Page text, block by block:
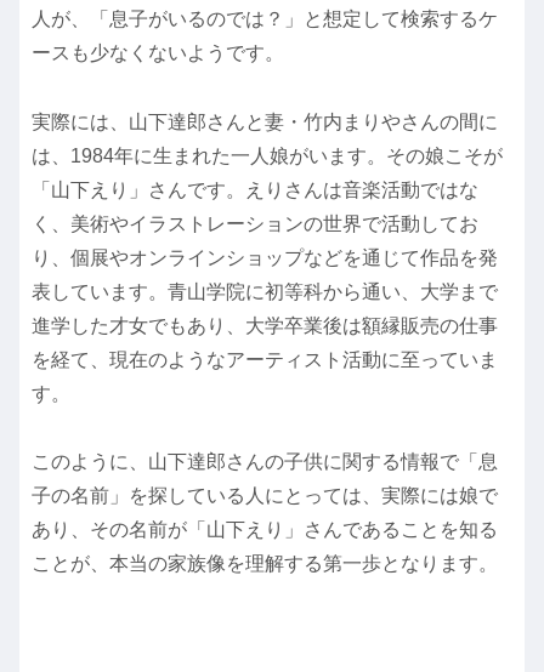
人が、「息子がいるのでは？」と想定して検索するケ
ースも少なくないようです。
実際には、山下達郎さんと妻・竹内まりやさんの間に
は、1984年に生まれた一人娘がいます。その娘こそが
「山下えり」さんです。えりさんは音楽活動ではな
く、美術やイラストレーションの世界で活動してお
り、個展やオンラインショップなどを通じて作品を発
表しています。青山学院に初等科から通い、大学まで
進学した才女でもあり、大学卒業後は額縁販売の仕事
を経て、現在のようなアーティスト活動に至っていま
す。
このように、山下達郎さんの子供に関する情報で「息
子の名前」を探している人にとっては、実際には娘で
あり、その名前が「山下えり」さんであることを知る
ことが、本当の家族像を理解する第一歩となります。